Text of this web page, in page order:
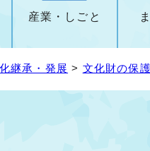
産業・しごと
継承・発展 > 文化財の保